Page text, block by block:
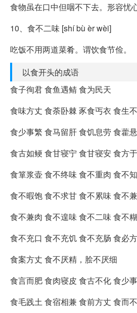
食物虽在口中但咽不下去。形容忧
10、食不二味 [shí bù èr wèi]
吃饭不用两道菜肴。谓饮食节俭。
以食开头的成语
食子徇君 食鱼遇鲭 食为民天
食味方丈 食荼卧棘 豕食丐衣 食生
食少事繁 食马留肝 食饥息劳 食藿
食古如鲠 食甘寝宁 食甘寝安 食方
食箪浆壶 食不终味 食不重肉 食不
食不暇饱 食不求甘 食不累味 食不
食不兼肉 食不遑味 食不二味 食不
食不充口 食不充饥 食不充肠 食必
食案方丈 食不厌精，脍不厌细
食言而肥 食肉寝皮 食古不化 食少
食毛践土 食宿相兼 食前方丈 食而